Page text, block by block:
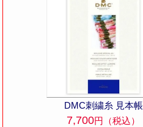
DMC刺繍糸 見本帳
7,700円（税込）